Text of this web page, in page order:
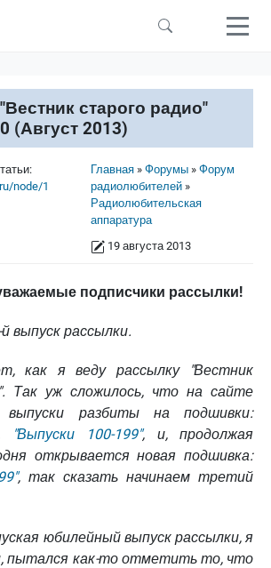
содержанию
старого радио"
(Август 2013)
Строка навигации
Главная Форумы
Форум
радиолюбителей
Радиолюбительская
аппаратура
19 августа 2013
node/1
подписчики рассылки!
выпуск рассылки.
как я веду рассылку "Вестник
Так уж сложилось, что на сайте
выпуски разбиты на подшивки:
"Выпуски 100-199", и, продолжая
открывается новая подшивка:
, так сказать начинаем третий
юбилейный выпуск рассылки, я
пытался как-то отметить то, что